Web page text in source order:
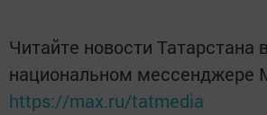
Читайте новости Татарстана в
национальном мессенджере
https://max.ru/tatmedia